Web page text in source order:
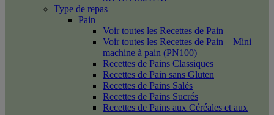
Type de repas
Pain
Voir toutes les Recettes de Pain
Voir toutes les Recettes de Pain – Mini
machine à pain (PN100)
Recettes de Pains Classiques
Recettes de Pain sans Gluten
Recettes de Pains Salés
Recettes de Pains Sucrés
Recettes de Pains aux Céréales et aux